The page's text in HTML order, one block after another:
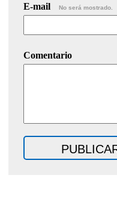
E-mail No será mostrado.
Comentario